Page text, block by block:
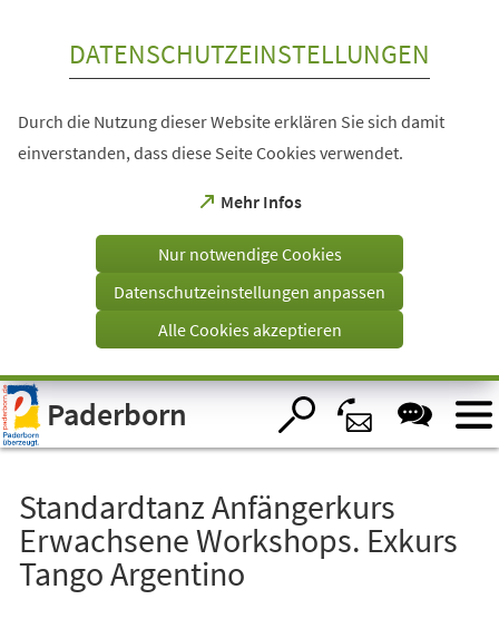
Visuelle
Assistenzsoftware
öffnen.
DATENSCHUTZEINSTELLUNGEN
Durch die Nutzung dieser Website erklären Sie sich damit
einverstanden, dass diese Seite Cookies verwendet.
Mehr Infos
(Öffnet
einem
Tab)
Nur notwendige Cookies
Datenschutzeinstellungen anpassen
Alle Cookies akzeptieren
Paderborn
Standardtanz Anfängerkurs
Erwachsene Workshops. Exkurs
Tango Argentino